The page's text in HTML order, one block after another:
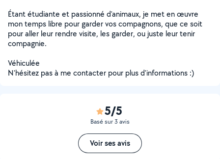
Étant étudiante et passionné d'animaux, je met en œuvre
mon temps libre pour garder vos compagnons, que ce soit
pour aller leur rendre visite, les garder, ou juste leur tenir
compagnie.
Véhiculée
N'hésitez pas à me contacter pour plus d'informations :)
5/5
Basé sur 3 avis
Voir ses avis